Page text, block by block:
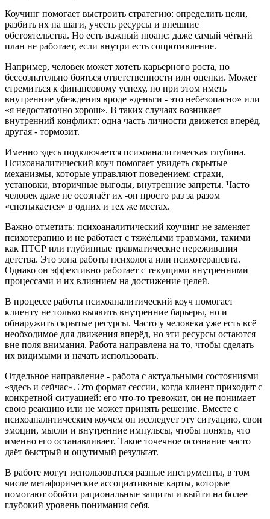
Коучинг помогает выстроить стратегию: определить цели,
разбить их на шаги, учесть ресурсы и внешние
обстоятельства. Но есть важный нюанс: даже самый чёткий
план не работает, если внутри есть сопротивление.
Например, человек может хотеть карьерного роста, но
бессознательно бояться ответственности или оценки. Может
стремиться к финансовому успеху, но при этом иметь
внутренние убеждения вроде «деньги - это небезопасно» или
«я недостаточно хорош». В таких случаях возникает
внутренний конфликт: одна часть личности движется вперёд,
другая - тормозит.
Именно здесь подключается психоаналитическая глубина.
Психоаналитический коуч помогает увидеть скрытые
механизмы, которые управляют поведением: страхи,
установки, вторичные выгоды, внутренние запреты. Часто
человек даже не осознаёт их -он просто раз за разом
«спотыкается» в одних и тех же местах.
Важно отметить: психоаналитический коучинг не заменяет
психотерапию и не работает с тяжёлыми травмами, такими
как ПТСР или глубинные травматические переживания
детства. Это зона работы психолога или психотерапевта.
Однако он эффективно работает с текущими внутренними
процессами и их влиянием на достижение целей.
В процессе работы психоаналитический коуч помогает
клиенту не только выявить внутренние барьеры, но и
обнаружить скрытые ресурсы. Часто у человека уже есть всё
необходимое для движения вперёд, но эти ресурсы остаются
вне поля внимания. Работа направлена на то, чтобы сделать
их видимыми и начать использовать.
Отдельное направление - работа с актуальными состояниями
«здесь и сейчас». Это формат сессии, когда клиент приходит с
конкретной ситуацией: его что-то тревожит, он не понимает
свою реакцию или не может принять решение. Вместе с
психоаналитическим коучем он исследует эту ситуацию, свои
эмоции, мысли и внутренние импульсы, чтобы понять, что
именно его останавливает. Такое точечное осознание часто
даёт быстрый и ощутимый результат.
В работе могут использоваться разные инструменты, в том
числе метафорические ассоциативные карты, которые
помогают обойти рациональные защиты и выйти на более
глубокий уровень понимания себя.